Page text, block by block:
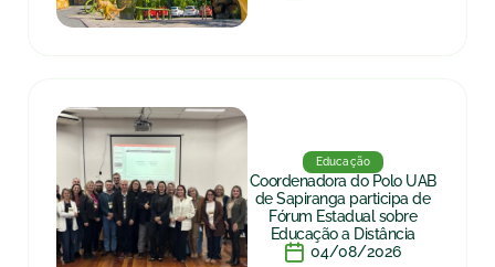
Educação
Coordenadora do Polo UAB
de Sapiranga participa de
Fórum Estadual sobre
Educação a Distância
04/08/2026